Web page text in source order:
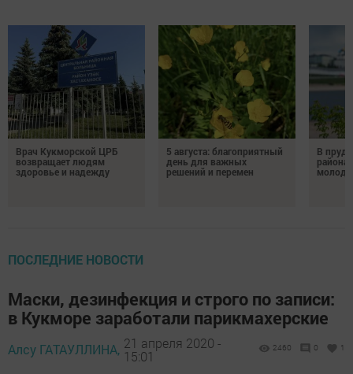
Врач Кукморской ЦРБ
возвращает людям
здоровье и надежду
5 августа: благоприятный
день для важных
решений и перемен
В
района
ПОСЛЕДНИЕ НОВОСТИ
Маски, дезинфекция и строго по записи:
в Кукморе заработали парикмахерские
Алсу ГАТАУЛЛИНА, 21 апреля 2020 -
15:01
2460 0 1